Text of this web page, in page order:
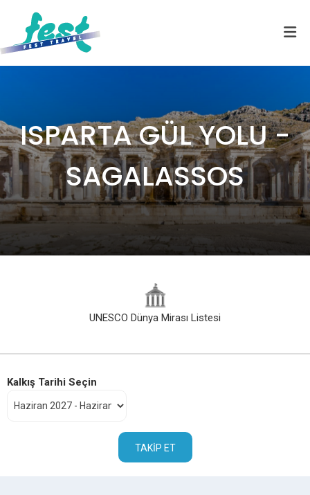
ISPARTA GÜL YOLU -
SAGALASSOS
UNESCO Dünya Mirası Listesi
Kalkış Tarihi Seçin
TAKIP ET